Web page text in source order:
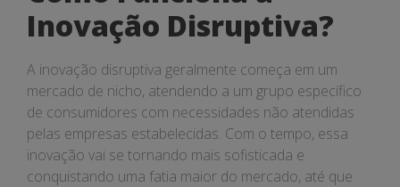
Inovação Disruptiva?
A inovação disruptiva geralmente começa em um
mercado de nicho, atendendo a um grupo específico
de consumidores com necessidades não atendidas
pelas empresas estabelecidas. Com o tempo, essa
inovação vai se tornando mais sofisticada e
conquistando uma fatia maior do mercado, até que